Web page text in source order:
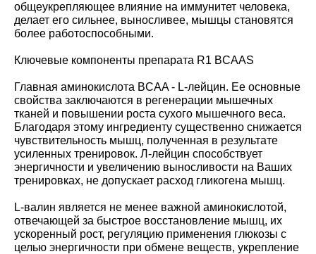
общеукрепляющее влияние на иммунитет человека,
делает его сильнее, выносливее, мышцы становятся
более работоспособными.
Ключевые компоненты препарата R1 BCAAS
Главная аминокислота BCAA - L-лейцин. Ее основные
свойства заключаются в регенерации мышечных
тканей и повышении роста сухого мышечного веса.
Благодаря этому ингредиенту существенно снижается
чувствительность мышц, полученная в результате
усиленных тренировок. Л-лейцин способствует
энергичности и увеличению выносливости на Ваших
тренировках, не допускает расход гликогена мышц.
L-валин является не менее важной аминокислотой,
отвечающей за быстрое восстановление мышц, их
ускоренный рост, регуляцию применения глюкозы с
целью энергичности при обмене веществ, укрепление